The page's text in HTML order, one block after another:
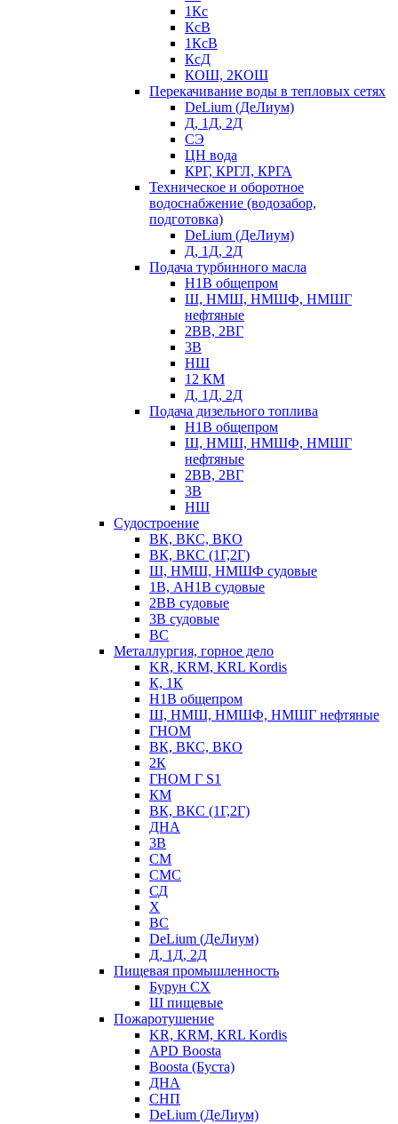
1Кс
КсВ
1КсВ
КсД
КОШ, 2КОШ
Перекачивание воды в тепловых сетях
DeLium (ДеЛиум)
Д, 1Д, 2Д
СЭ
ЦН вода
КРГ, КРГЛ, КРГА
Техническое и оборотное
водоснабжение (водозабор,
подготовка)
DeLium (ДеЛиум)
Д, 1Д, 2Д
Подача турбинного масла
Н1В общепром
Ш, НМШ, НМШФ, НМШГ
нефтяные
2ВВ, 2ВГ
3В
НШ
12 КМ
Д, 1Д, 2Д
Подача дизельного топлива
Н1В общепром
Ш, НМШ, НМШФ, НМШГ
нефтяные
2ВВ, 2ВГ
3В
НШ
Судостроение
ВК, ВКС, ВКО
ВК, ВКС (1Г,2Г)
Ш, НМШ, НМШФ судовые
1В, АН1В судовые
2ВВ судовые
3В судовые
ВС
Металлургия, горное дело
KR, KRM, KRL Kordis
К, 1К
Н1В общепром
Ш, НМШ, НМШФ, НМШГ нефтяные
ГНОМ
ВК, ВКС, ВКО
2К
ГНОМ Г S1
КМ
ВК, ВКС (1Г,2Г)
ДНА
3В
СМ
СМС
СД
Х
ВС
DeLium (ДеЛиум)
Д, 1Д, 2Д
Пищевая промышленность
Бурун СХ
Ш пищевые
Пожаротушение
KR, KRM, KRL Kordis
APD Boosta
Boosta (Буста)
ДНА
СНП
DeLium (ДеЛиум)